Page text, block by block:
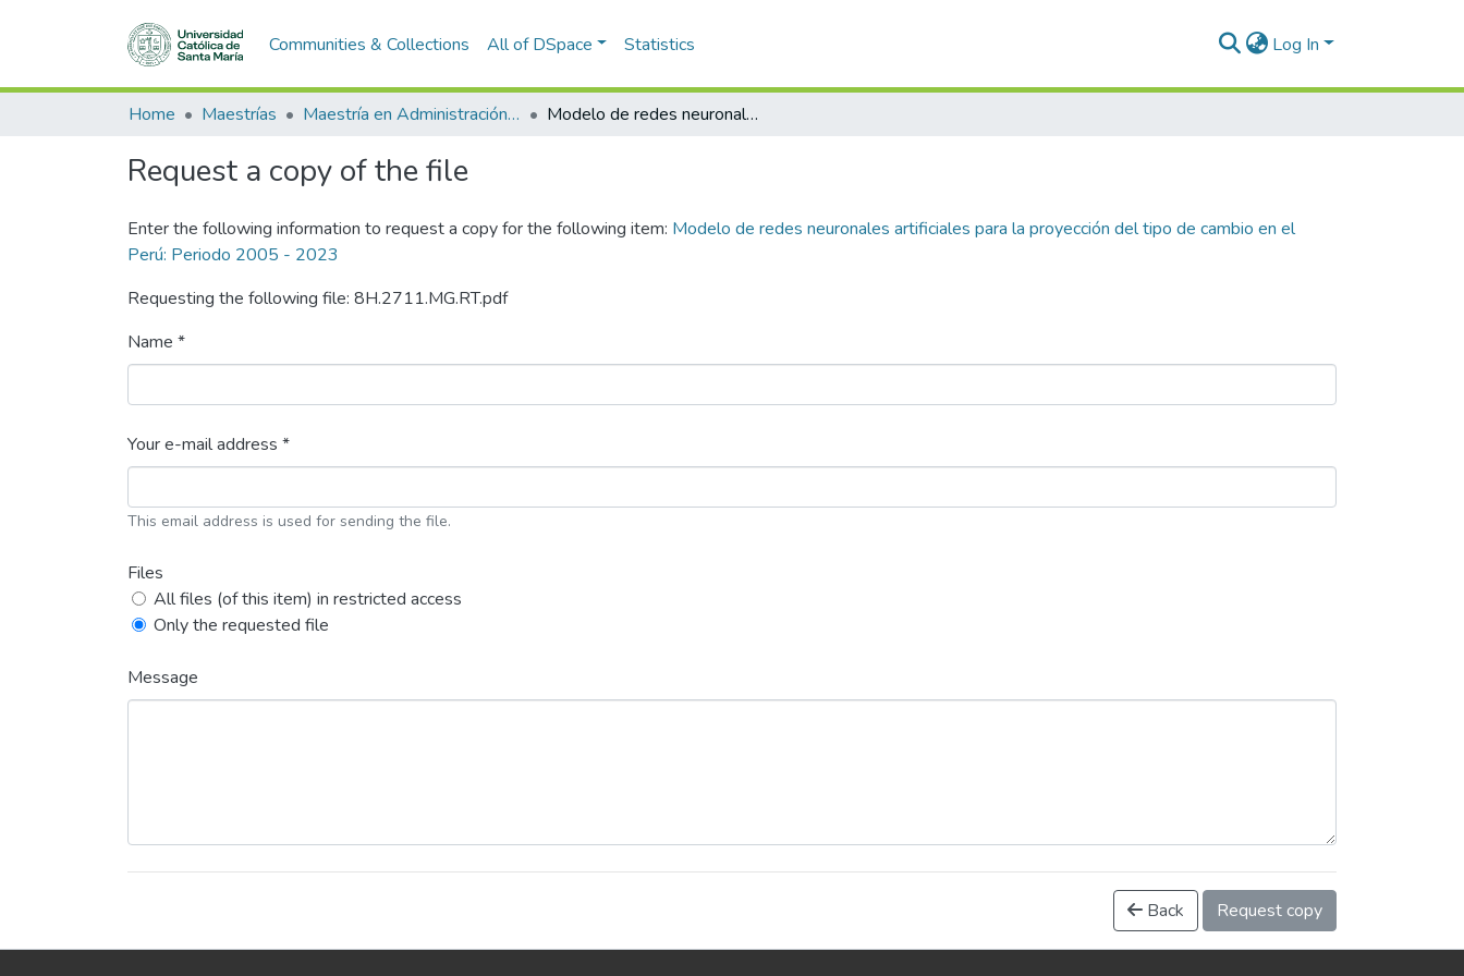
Communities & Collections All of DSpace Statistics Log In
Home Maestrías Maestría en Administración de Negocios Modelo de redes neuronales artificiales para la proyección del tipo de cambio en el Perú: Periodo 2005 - 2023
Request a copy of the file
Enter the following information to request a copy for the following item: Modelo de redes neuronales artificiales para la proyección del tipo de cambio en el
Perú: Periodo 2005 - 2023
Requesting the following file: 8H.2711.MG.RT.pdf
Name *
Your e-mail address *
This email address is used for sending the file.
Files
All files (of this item) in restricted access
Only the requested file
Message
Back Request copy